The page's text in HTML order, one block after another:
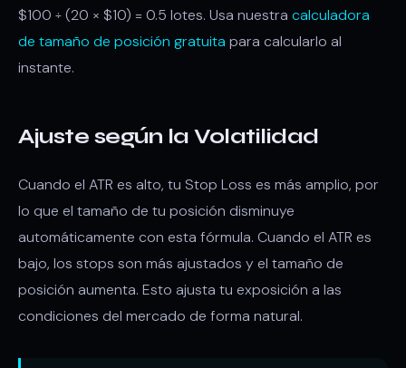
$100 ÷ (20 × $10) = 0.5 lotes. Usa nuestra calculadora
de tamaño de posición gratuita para calcularlo al
instante.
Ajuste según la Volatilidad
Cuando el ATR es alto, tu Stop Loss es más amplio, por
lo que el tamaño de tu posición disminuye
automáticamente con esta fórmula. Cuando el ATR es
bajo, los stops son más ajustados y el tamaño de
posición aumenta. Esto ajusta tu exposición a las
condiciones del mercado de forma natural.